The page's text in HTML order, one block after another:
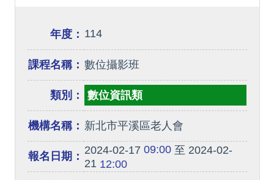
年度： 114
課程名稱： 數位攝影班
類別： 數位資訊類
機構名稱： 新北市平溪區老人會
報名日期： 2024-02-17 09:00至 2024-02-
2112:00